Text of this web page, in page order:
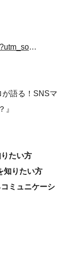
https://sns-sakiyomi.com/blog/seminar28/?utm_source_medium=seminar28_mail_gigatrend&utm_source=seminar28_mail&utm_medium=gigatrend
が語る！SNSマ
』
たい方
知りたい方
ミュニケーシ